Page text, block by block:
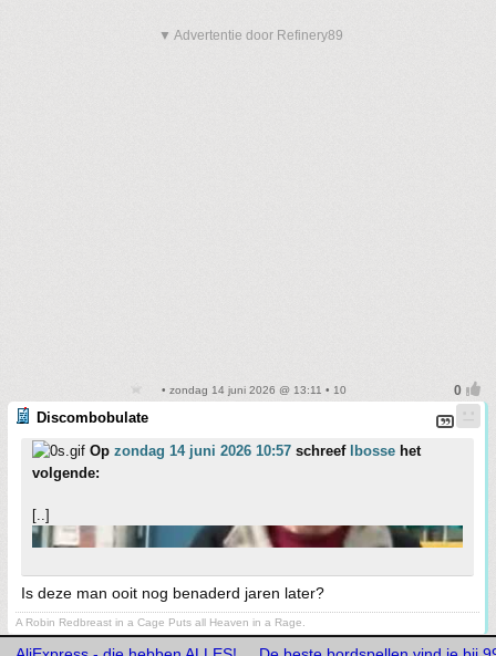
▼ Advertentie door Refinery89
• zondag 14 juni 2026 @ 13:11 • 10
Discombobulate
Op zondag 14 juni 2026 10:57 schreef lbosse het
volgende:
[..]
Is deze man ooit nog benaderd jaren later?
A Robin Redbreast in a Cage Puts all Heaven in a Rage.